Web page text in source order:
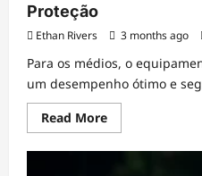
Proteção
Ethan Rivers 3 months ago
Para os médios, o
um desempenho ótimo e
Read MoreRead
more
Equipamento